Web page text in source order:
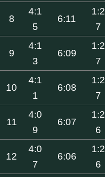
8
4:1
5
6:11
1:2
7
9
4:1
3
6:09
1:2
7
10
4:1
1
6:08
1:2
7
11
4:0
9
6:07
1:2
6
12
4:0
7
6:06
1:2
6